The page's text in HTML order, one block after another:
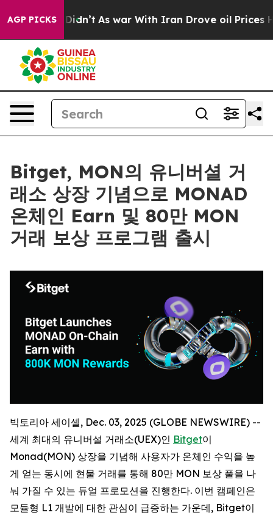
AGP PICKS
it Didn’t As war With Iran Drove oil Prices
Bitget, MON의 유니버셜 거
래소 상장 기념으로 MONAD
온체인 Earn 및 80만 MON
거래 보상 프로그램 출시
빅토리아 세이셸, Dec. 03, 2025 (GLOBE NEWSWIRE) --
세계 최대의 유니버설 거래소(UEX)인 Bitget이
Monad(MON) 상장을 기념해 사용자가 온체인 수익을 높
게 얻는 동시에 현물 거래를 통해 80만 MON 보상 풀을 나
눠 가질 수 있는 듀얼 프로모션을 진행한다. 이번 캠페인은
모듈형 L1 개발에 대한 관심이 급증하는 가운데, Bitget이